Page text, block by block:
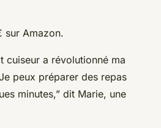
sur Amazon.
cuiseur a révolutionné ma
peux préparer des repas
minutes,” dit Marie, une